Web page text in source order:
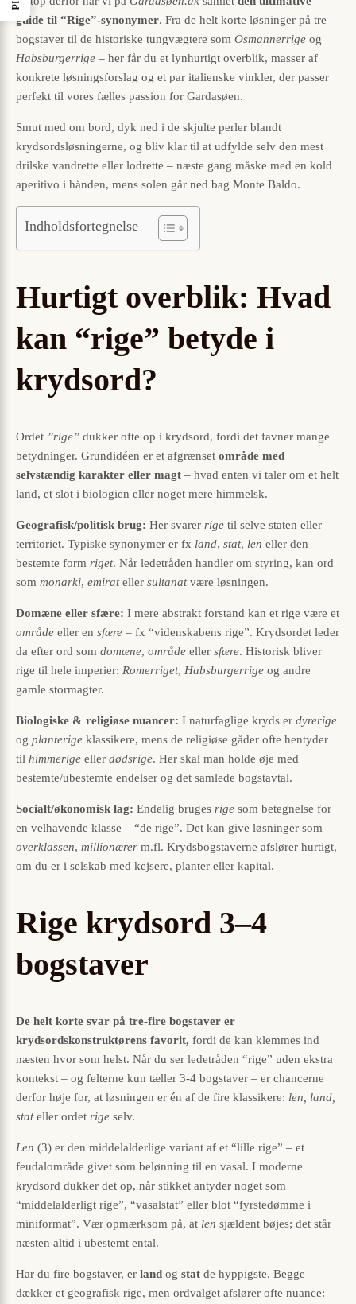
guide til “Rige”-synonymer. Fra de helt korte løsninger på tre
bogstaver til de historiske tungvægtere som Osmannerrige og
Habsburgerrige – her får du et lynhurtigt overblik, masser af
konkrete løsningsforslag og et par italienske vinkler, der passer
perfekt til vores fælles passion for Gardasøen.
Smut med om bord, dyk ned i de skjulte perler blandt
krydsordsløsningerne, og bliv klar til at udfylde selv den mest
drilske vandrette eller lodrette – næste gang måske med en kold
aperitivo i hånden, mens solen går ned bag Monte Baldo.
Indholdsfortegnelse
Hurtigt overblik: Hvad
kan “rige” betyde i
krydsord?
Ordet ”rige” dukker ofte op i krydsord, fordi det favner mange
betydninger. Grundidéen er et afgrænset område med
selvstændig karakter eller magt – hvad enten vi taler om et helt
land, et slot i biologien eller noget mere himmelsk.
Geografisk/politisk brug: Her svarer rige til selve staten eller
territoriet. Typiske synonymer er fx land, stat, len eller den
bestemte form riget. Når ledetråden handler om styring, kan ord
som monarki, emirateller sultanatvære løsningen.
Domæne eller sfære: I mere abstrakt forstand kan et rige være et
område eller en sfære – fx “videnskabens rige”. Krydsordet leder
da efter ord som domæne, område eller sfære. Historisk bliver
rige til hele imperier: Romerriget, Habsburgerrige og andre
gamle stormagter.
Biologiske & religiøse nuancer: I naturfaglige kryds er dyrerige
og planterige klassikere, mens de religiøse gåder ofte hentyder
til himmerige eller dødsrige. Her skal man holde øje med
bestemte/ubestemte endelser og det samlede bogstavtal.
Socialt/økonomisk lag: Endelig bruges rige som betegnelse for
en velhavende klasse – “de rige”. Det kan give løsninger som
overklassen, millionærer m.fl. Krydsbogstaverne afslører hurtigt,
om du er i selskab med kejsere, planter eller kapital.
Rige krydsord 3–4
bogstaver
De helt korte svar på tre-fire bogstaver er
krydsordskonstruktørens favorit, fordi de kan klemmes ind
næsten hvor som helst. Når du ser ledetråden “rige” uden ekstra
kontekst – og felterne kun tæller 3-4 bogstaver – er chancerne
derfor høje for, at løsningen er én af de fire klassikere: len, land,
stateller ordet rige selv.
Len (3) er den middelalderlige variant af et “lille rige” – et
feudalområde givet som belønning til en vasal. I moderne
krydsord dukker det op, når stikket antyder noget som
“middelalderligt rige”, “vasalstat” eller blot “fyrstedømme i
miniformat”. Vær opmærksom på, at len sjældent bøjes; det står
næsten altid i ubestemt ental.
Har du fire bogstaver, er land og stat de hyppigste. Begge
dækker et geografisk rige, men ordvalget afslører ofte nuance: